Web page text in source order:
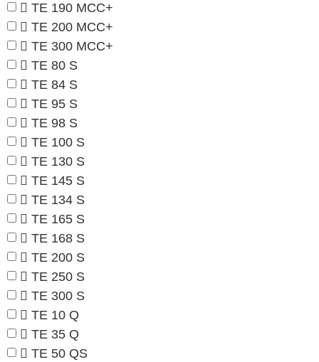
TE 190 MCC+
TE 200 MCC+
TE 300 MCC+
TE 80 S
TE 84 S
TE 95 S
TE 98 S
TE 100 S
TE 130 S
TE 145 S
TE 134 S
TE 165 S
TE 168 S
TE 200 S
TE 250 S
TE 300 S
TE 10 Q
TE 35 Q
TE 50 QS